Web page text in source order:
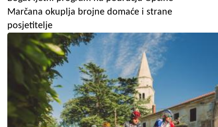
Marčana okuplja brojne domaće i strane
posjetitelje